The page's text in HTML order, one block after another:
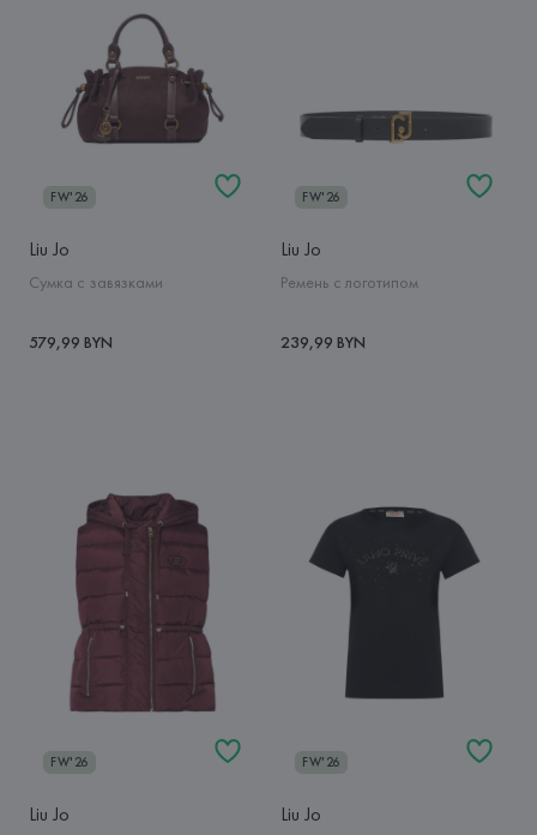
FW'26
Liu Jo
Сумка с завязками
579,99 BYN
FW'26
Liu Jo
Ремень с логотипом
239,99 BYN
FW'26
Liu Jo
FW'26
Liu Jo